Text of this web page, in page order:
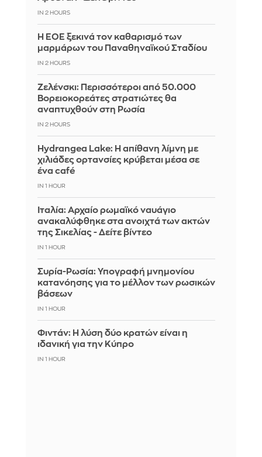
IN 2 HOURS
Η ΕΟΕ ξεκινά τον καθαρισμό των
μαρμάρων του Παναθηναϊκού Σταδίου
IN 2 HOURS
Ζελένσκι: Περισσότεροι από 50.000
Βορειοκορεάτες στρατιώτες θα
αναπτυχθούν στη Ρωσία
IN 2 HOURS
Hydrangea Lake: Η απίθανη λίμνη με
χιλιάδες ορτανσίες κρύβεται μέσα σε
ένα café
IN 1 HOUR
Ιταλία: Αρχαίο ρωμαϊκό ναυάγιο
ανακαλύφθηκε στα ανοιχτά των ακτών
της Σικελίας - Δείτε βίντεο
IN 1 HOUR
Συρία-Ρωσία: Υπογραφή μνημονίου
κατανόησης για το μέλλον των ρωσικών
βάσεων
IN 1 HOUR
Φιντάν: Η λύση δύο κρατών είναι η
ιδανική για την Κύπρο
IN 1 HOUR